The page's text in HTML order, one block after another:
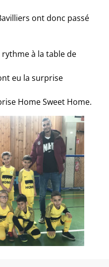
ont donc passé
à la table de
eu la surprise
Home Sweet Home.